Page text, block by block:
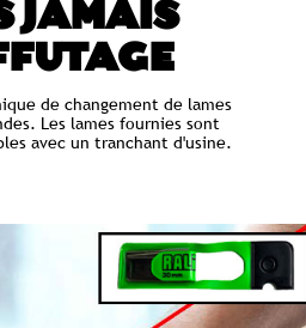
JAMAIS
de changement de lames
Les lames fournies sont
avec un tranchant d'usine.